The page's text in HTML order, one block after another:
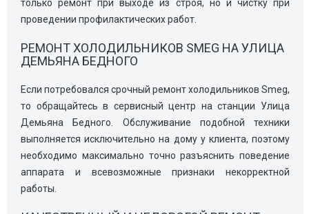
только ремонт при выходе из строя, но и чистку при
проведении профилактических работ.
РЕМОНТ ХОЛОДИЛЬНИКОВ SMEG НА УЛИЦА
ДЕМЬЯНА БЕДНОГО
Если потребовался срочный ремонт холодильников Smeg,
то обращайтесь в сервисный центр на станции Улица
Демьяна Бедного. Обслуживание подобной техники
выполняется исключительно на дому у клиента, поэтому
необходимо максимально точно разъяснить поведение
аппарата и всевозможные признаки некорректной
работы.